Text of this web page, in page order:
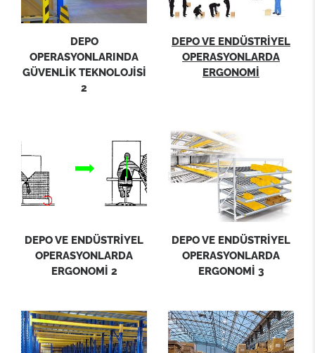
DEPO
OPERASYONLARINDA
GÜVENLİK TEKNOLOJİSİ
2
DEPO VE ENDÜSTRİYEL
OPERASYONLARDA
ERGONOMİ
DEPO VE ENDÜSTRİYEL
OPERASYONLARDA
ERGONOMİ 2
DEPO VE ENDÜSTRİYEL
OPERASYONLARDA
ERGONOMİ 3